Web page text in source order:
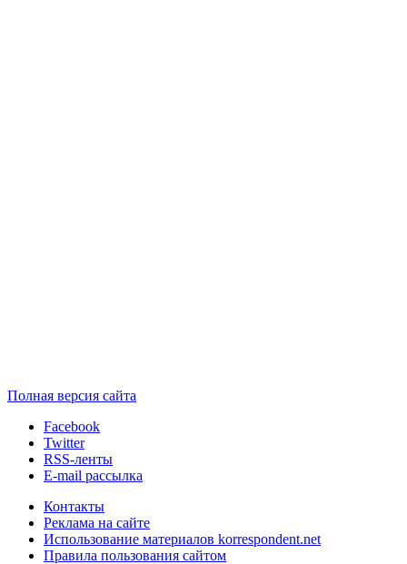
Полная версия сайта
Facebook
Twitter
RSS-ленты
E-mail рассылка
Контакты
Реклама на сайте
Использование материалов korrespondent.net
Правила пользования сайтом